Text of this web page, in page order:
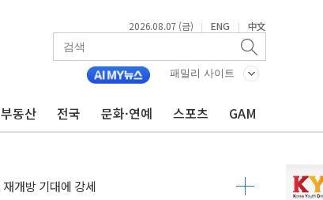
2026.08.07 (금) | ENG | 中文
패밀리 사이트
부동산 전국 문화·연예 스포츠 GAM
·AI 데이터센터·모빌리티 구체화
도어대시↑ VS 샌디스크·피그마·앱러빈↓
속 혼조세...웨스턴디지털·샌디스크↓
안보 점검회의
승...호실적 보고 기업 상승세 뚜렷